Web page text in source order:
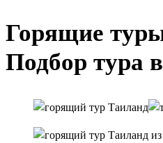
Горящие
Подбор тура